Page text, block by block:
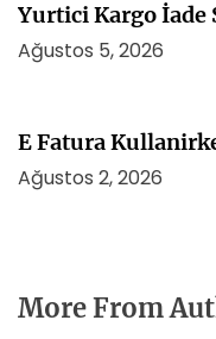
Yurtici Kargo İade
Ağustos 5, 2026
E Fatura
Ağustos 2, 2026
More From